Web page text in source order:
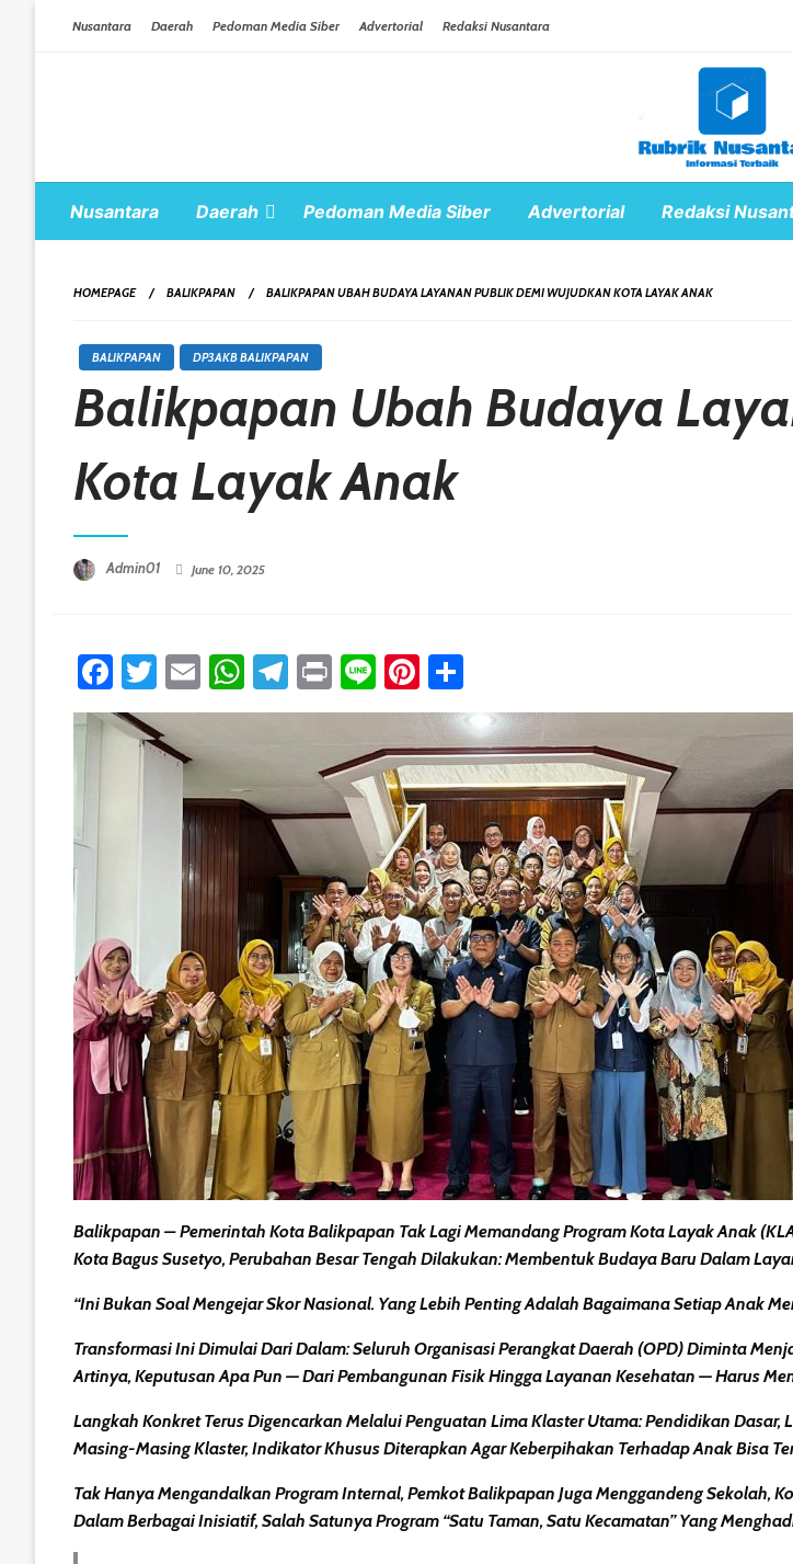
Nusantara Daerah Pedoman Media Siber Advertorial Redaksi Nusantara
Nusantara Daerah Pedoman Media Siber Advertorial Redaksi
HOMEPAGE BALIKPAPAN BALIKPAPAN UBAH BUDAYA LAYANAN PUBLIK DEMI WUJUDKAN KOTA LAYAK ANAK
BALIKPAPAN DP3AKB BALIKPAPAN
Balikpapan Ubah Budaya
Kota Layak Anak
Admin01 June 10, 2025
Facebook
Twitter
EmailWhatsApp
Telegram
PrintLinePinterest
Balikpapan – Pemerintah Kota Balikpapan Tak Lagi Memandang Program Kota Layak Anak
Kota Bagus Susetyo, Perubahan Besar Tengah Dilakukan: Membentuk Budaya Baru Dalam
“Ini Bukan Soal Mengejar Skor Nasional. Yang Lebih Penting Adalah Bagaimana Setiap Anak
Transformasi Ini Dimulai Dari Dalam: Seluruh Organisasi Perangkat Daerah (OPD)Diminta
Artinya, Keputusan Apa Pun — Dari Pembangunan Fisik Hingga Layanan Kesehatan — Harus
Langkah Konkret Terus Digencarkan MelaluiPenguatan Lima Klaster Utama: Pendidikan Dasar,
Masing-Masing Klaster, Indikator Khusus Diterapkan Agar Keberpihakan Terhadap Anak Bisa
Tak Hanya Mengandalkan Program Internal, Pemkot Balikpapan Juga MenggandengSekolah,
Dalam Berbagai Inisiatif, Salah Satunya Program “Satu Taman, Satu Kecamatan”Yang